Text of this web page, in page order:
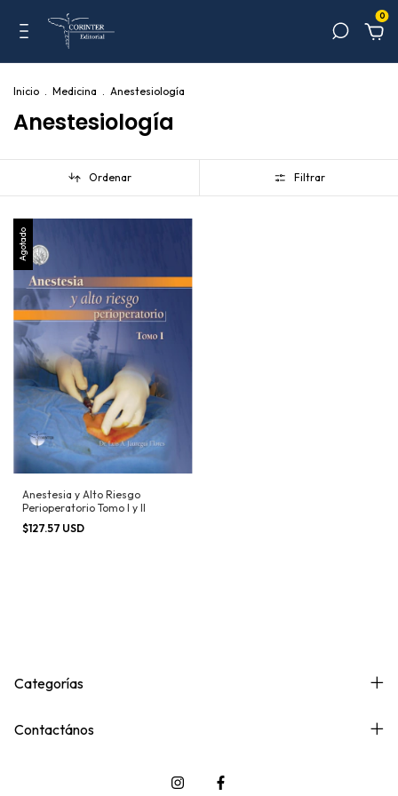
0
Inicio . Medicina . Anestesiología
Anestesiología
Ordenar Filtrar
Agotado
Anestesia y Alto Riesgo
Perioperatorio Tomo I y II
$127.57 USD
Categorías
Contactános